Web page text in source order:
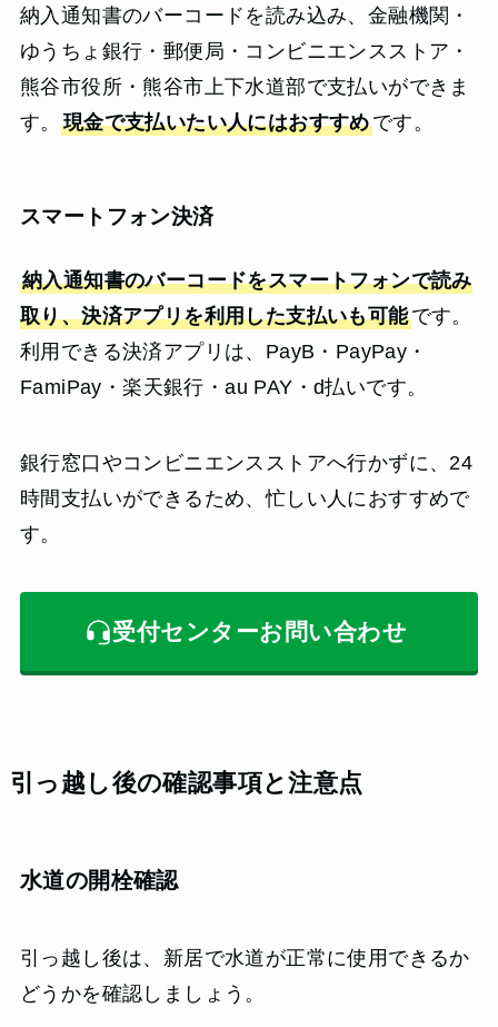
納入通知書のバーコードを読み込み、金融機関・
ゆうちょ銀行・郵便局・コンビニエンスストア・
熊谷市役所・熊谷市上下水道部で支払いができま
す。 現金で支払いたい人にはおすすめです。
スマートフォン決済
納入通知書のバーコードをスマートフォンで読み
取り、決済アプリを利用した支払いも可能です。
利用できる決済アプリは、PayB・PayPay・
FamiPay・楽天銀行・au PAY・d払いです。
銀行窓口やコンビニエンスストアへ行かずに、24
時間支払いができるため、忙しい人におすすめで
す。
受付センターお問い合わせ
引っ越し後の確認事項と注意点
水道の開栓確認
引っ越し後は、新居で水道が正常に使用できるか
どうかを確認しましょう。